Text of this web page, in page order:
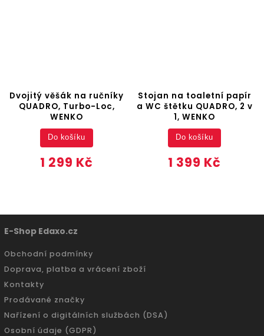
Dvojitý věšák na ručníky
QUADRO, Turbo-Loc,
WENKO
1 299 Kč
Do košíku
Stojan na toaletní papír
a WC štětku QUADRO, 2 v
1, WENKO
1 399 Kč
Do košíku
E-Shop Edaxo.cz
Obchodní podmínky
Doprava, platba a vrácení zboží
Kontakty
Prodávané značky
Nařízení o digitálních službách (DSA)
Osobní údaje (GDPR)